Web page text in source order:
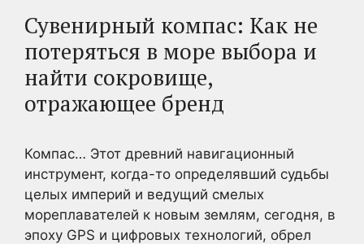
Сувенирный компас: Как не
потеряться в море выбора и
найти сокровище,
отражающее бренд
Компас… Этот древний навигационный
инструмент, когда-то определявший судьбы
целых империй и ведущий смелых
мореплавателей к новым землям, сегодня, в
эпоху GPS и цифровых технологий, обрел